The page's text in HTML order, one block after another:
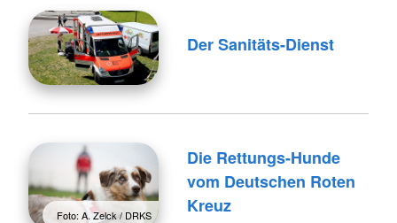
Der Sanitäts-Dienst
Foto: A. Zelck / DRKS
Die Rettungs-Hunde
vom Deutschen Roten
Kreuz